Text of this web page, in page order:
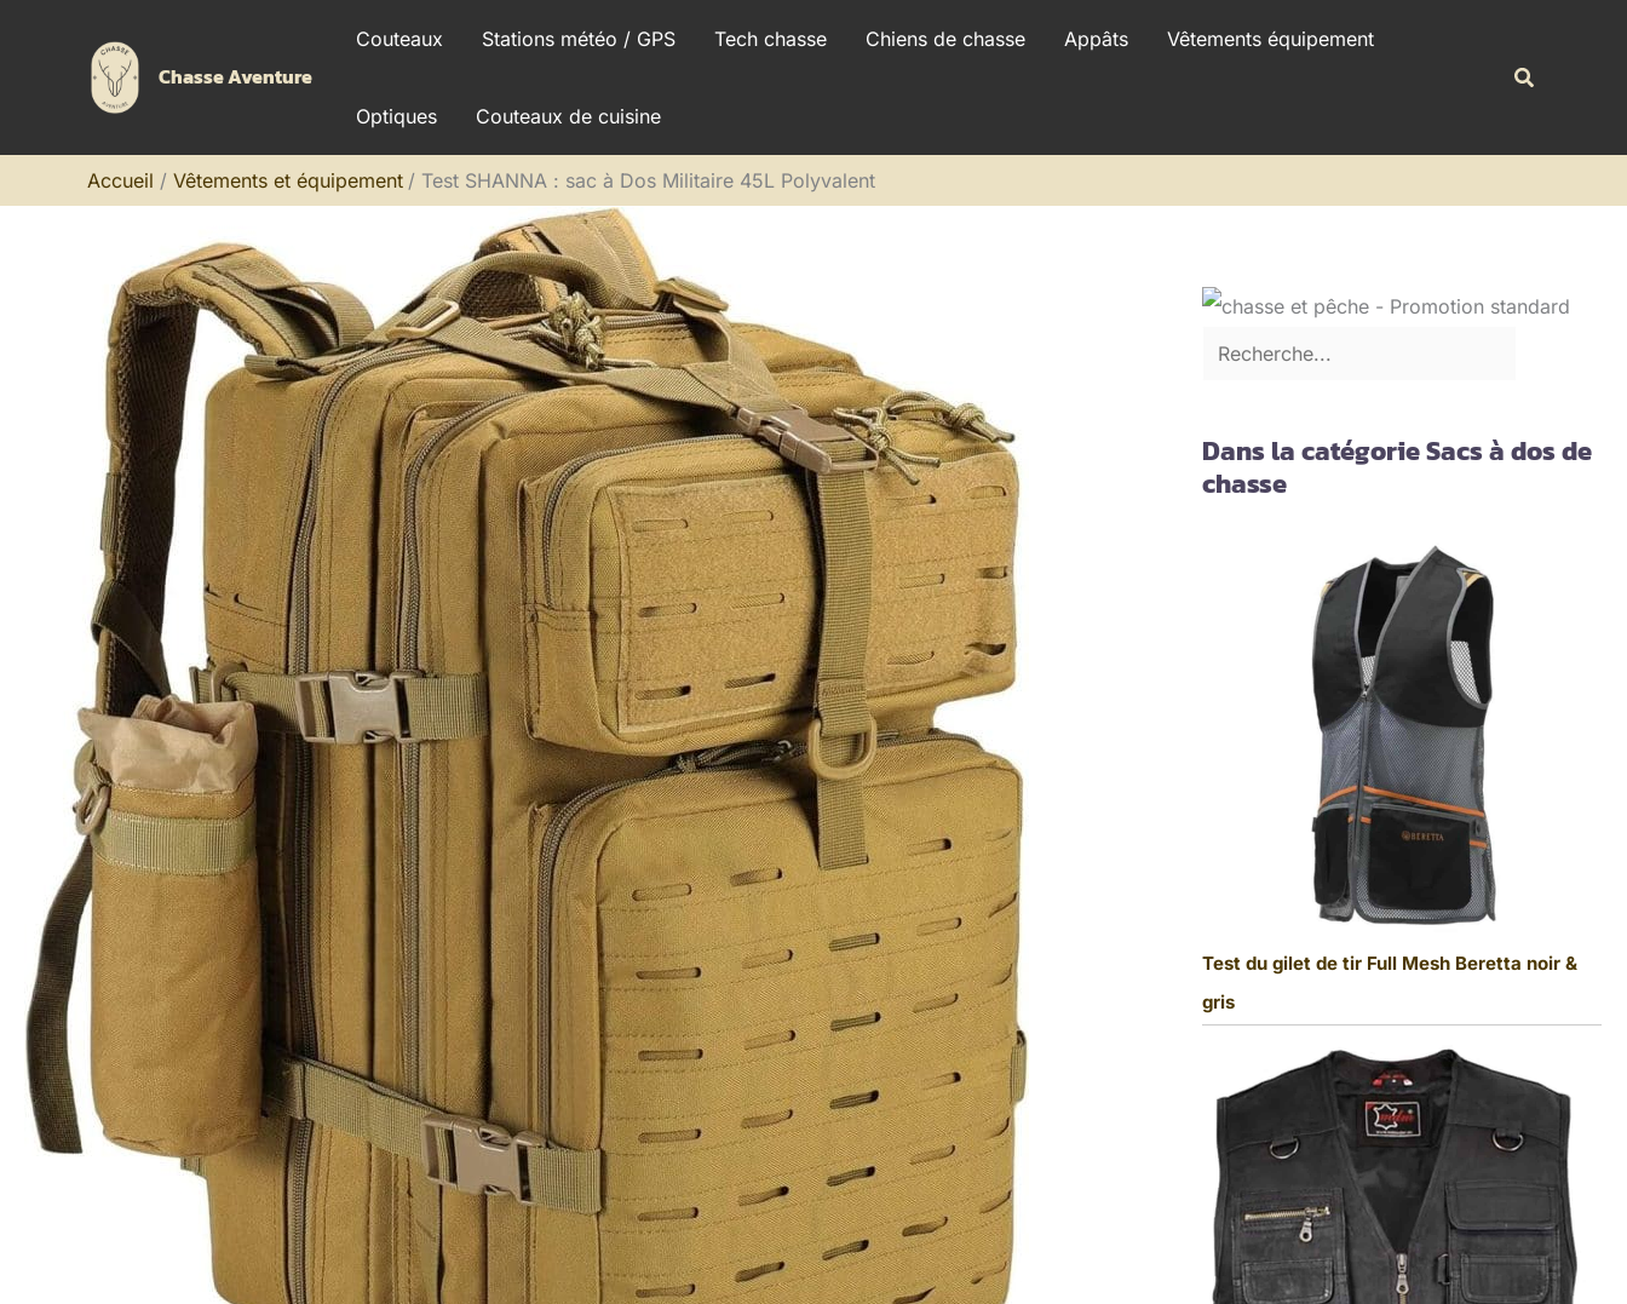
Chasse Aventure
Couteaux Stations météo / GPS Tech chasse Chiens de chasse Appâts Vêtements équipement
Optiques Couteaux de cuisine
Accueil Vêtements et équipement Test SHANNA : sac à Dos Militaire 45L Polyvalent
r
h
Dans la catégorie Sacs à dos de
chasse
Test du gilet de tir Full Mesh Beretta noir &
gris